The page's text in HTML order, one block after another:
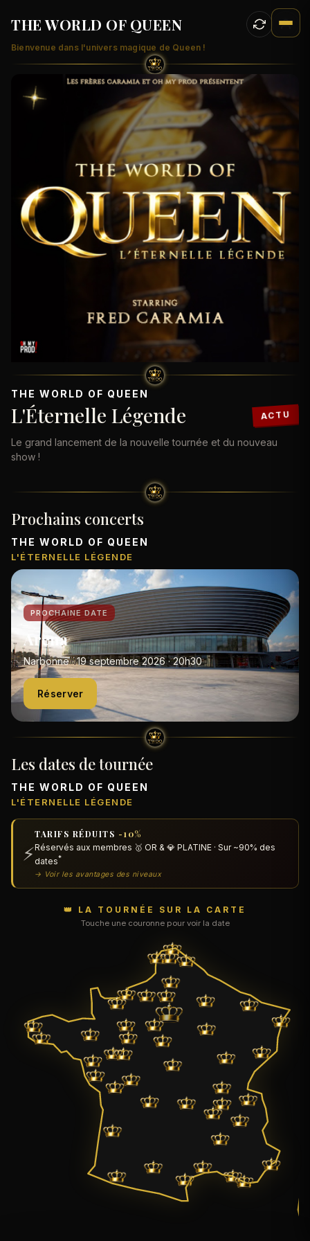
THE WORLD OF QUEEN
Bienvenue dans l'univers magique de Queen !
THE WORLD OF QUEEN
L'Éternelle Légende ACTU
Le grand lancement de la nouvelle tournée et du nouveau
show !
Prochains concerts
THE WORLD OF QUEEN
L'ÉTERNELLE LÉGENDE
PROCHAINE DATE
Arena
Narbonne · 19 septembre 2026 · 20h30
Réserver
Les dates de tournée
THE WORLD OF QUEEN
L'ÉTERNELLE LÉGENDE
⚡
TARIFS RÉDUITS -10%
Réservés aux membres 🥇 OR & 💎 PLATINE · Sur ~90% des
dates*
→ Voir les avantages des niveaux
👑 LA TOURNÉE SUR LA CARTE
Touche une couronne pour voir la date